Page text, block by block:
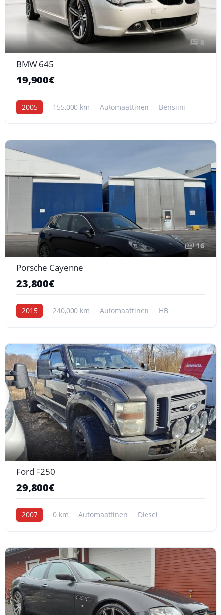
8
BMW 645
19,900€
2005 155,000 km Automaattinen Bensiini
16
Porsche Cayenne
23,800€
2015 240,000 km Automaattinen HB
5
Ford F250
29,800€
2007 0 km Automaattinen Diesel